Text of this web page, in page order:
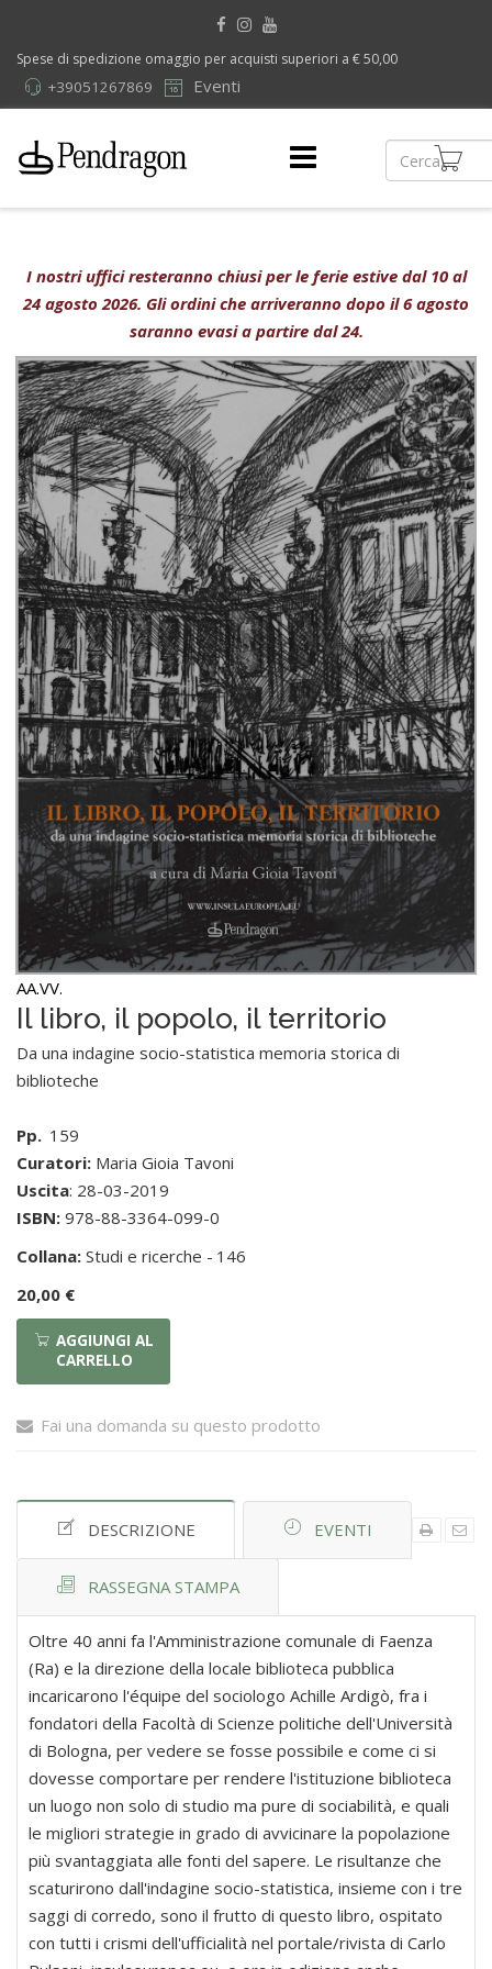
Spese di spedizione omaggio per acquisti superiori a € 50,00
Eventi
+39051267869
I nostri uffici resteranno chiusi per le ferie estive dal 10 al
24 agosto 2026. Gli ordini che arriveranno dopo il 6 agosto
saranno evasi a partire dal 24.
AA.VV.
Il libro, il popolo, il territorio
Da una indagine socio-statistica memoria storica di
biblioteche
Pp. 159
Curatori: Maria Gioia Tavoni
Uscita: 28-03-2019
ISBN: 978-88-3364-099-0
Collana: Studi e ricerche - 146
20,00 €
AGGIUNGI AL
CARRELLO
Fai una domanda su questo prodotto
DESCRIZIONE EVENTI
RASSEGNA STAMPA
Oltre 40 anni fa l'Amministrazione comunale di Faenza
(Ra) e la direzione della locale biblioteca pubblica
incaricarono l'équipe del sociologo Achille Ardigò, fra i
fondatori della Facoltà di Scienze politiche dell'Università
di Bologna, per vedere se fosse possibile e come ci si
dovesse comportare per rendere l'istituzione biblioteca
un luogo non solo di studio ma pure di sociabilità, e quali
le migliori strategie in grado di avvicinare la popolazione
più svantaggiata alle fonti del sapere. Le risultanze che
scaturirono dall'indagine socio-statistica, insieme con i tre
saggi di corredo, sono il frutto di questo libro, ospitato
con tutti i crismi dell'ufficialità nel portale/rivista di Carlo